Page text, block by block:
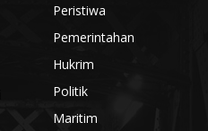
Peristiwa
Pemerintahan
Hukrim
Politik
Maritim